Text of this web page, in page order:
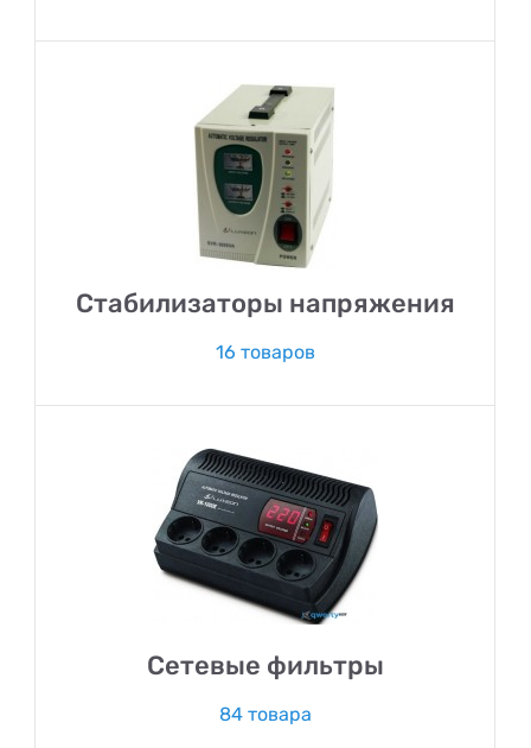
Стабилизаторы напряжения
16 товаров
Сетевые фильтры
84 товара